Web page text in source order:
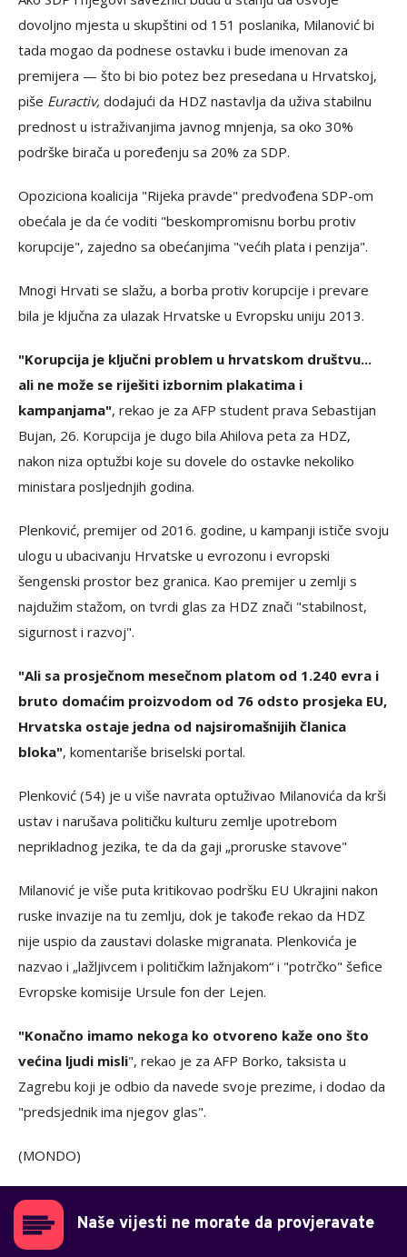
dovoljno mjesta u skupštini od 151 poslanika, Milanović bi
tada mogao da podnese ostavku i bude imenovan za
premijera — što bi bio potez bez presedana u Hrvatskoj,
piše Euractiv, dodajući da HDZ nastavlja da uživa stabilnu
prednost u istraživanjima javnog mnjenja, sa oko 30%
podrške birača u poređenju sa 20% za SDP.
Opoziciona koalicija "Rijeka pravde" predvođena SDP-om
obećala je da će voditi "beskompromisnu ​​borbu protiv
korupcije", zajedno sa obećanjima "većih plata i penzija".
Mnogi Hrvati se slažu, a borba protiv korupcije i prevare
bila je ključna za ulazak Hrvatske u Evropsku uniju 2013.
"Korupcija je ključni problem u hrvatskom društvu...
ali ne može se riješiti izbornim plakatima i
kampanjama", rekao je za AFP student prava Sebastijan
Bujan, 26. Korupcija je dugo bila Ahilova peta za HDZ,
nakon niza optužbi koje su dovele do ostavke nekoliko
ministara posljednjih godina.
Plenković, premijer od 2016. godine, u kampanji ističe svoju
ulogu u ubacivanju Hrvatske u evrozonu i evropski
šengenski prostor bez granica. Kao premijer u zemlji s
najdužim stažom, on tvrdi glas za HDZ znači "stabilnost,
sigurnost i razvoj".
"Ali sa prosječnom mesečnom platom od 1.240 evra i
bruto domaćim proizvodom od 76 odsto prosjeka EU,
Hrvatska ostaje jedna od najsiromašnijih članica
bloka", komentariše briselski portal.
Plenković (54) je u više navrata optuživao Milanovića da krši
ustav i narušava političku kulturu zemlje upotrebom
neprikladnog jezika, te da da gaji „proruske stavove"
Milanović je više puta kritikovao podršku EU Ukrajini nakon
ruske invazije na tu zemlju, dok je takođe rekao da HDZ
nije uspio da zaustavi dolaske migranata. Plenkovića je
nazvao i „lažljivcem i političkim lažnjakom“ i "potrčko" šefice
Evropske komisije Ursule fon der Lejen.
"Konačno imamo nekoga ko otvoreno kaže ono što
većina ljudi misli", rekao je za AFP Borko, taksista u
Zagrebu koji je odbio da navede svoje prezime, i dodao da
"predsjednik ima njegov glas".
(MONDO)
Naše vijesti ne morate da provjeravate